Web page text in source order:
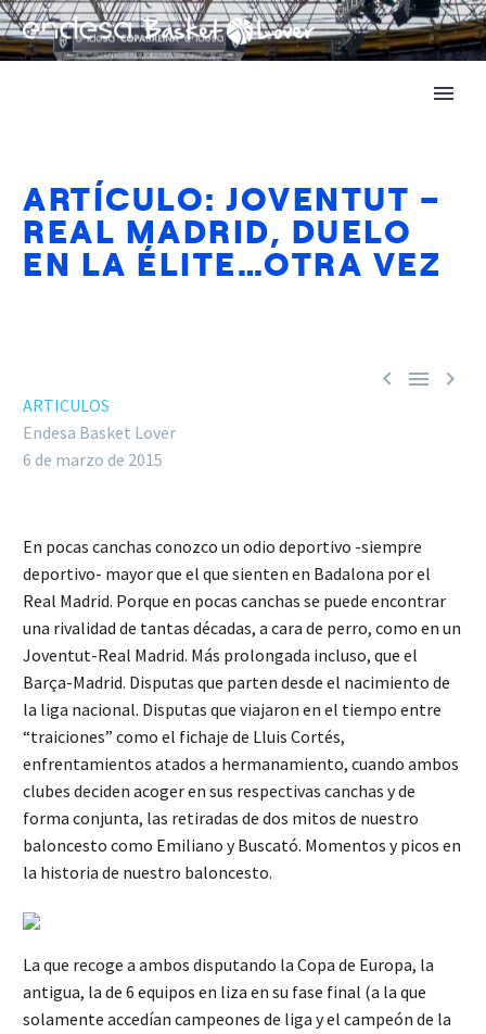
ARTÍCULO: JOVENTUT –
REAL MADRID, DUELO
EN LA ÉLITE…OTRA VEZ
  
ARTICULOS
Endesa Basket Lover
6 de marzo de 2015
En pocas canchas conozco un odio deportivo -siempre
deportivo- mayor que el que sienten en Badalona por el
Real Madrid. Porque en pocas canchas se puede encontrar
una rivalidad de tantas décadas, a cara de perro, como en un
Joventut-Real Madrid. Más prolongada incluso, que el
Barça-Madrid. Disputas que parten desde el nacimiento de
la liga nacional. Disputas que viajaron en el tiempo entre
“traiciones” como el fichaje de Lluis Cortés,
enfrentamientos atados a hermanamiento, cuando ambos
clubes deciden acoger en sus respectivas canchas y de
forma conjunta, las retiradas de dos mitos de nuestro
baloncesto como Emiliano y Buscató. Momentos y picos en
la historia de nuestro baloncesto.
La que recoge a ambos disputando la Copa de Europa, la
antigua, la de 6 equipos en liza en su fase final (a la que
solamente accedían campeones de liga y el campeón de la